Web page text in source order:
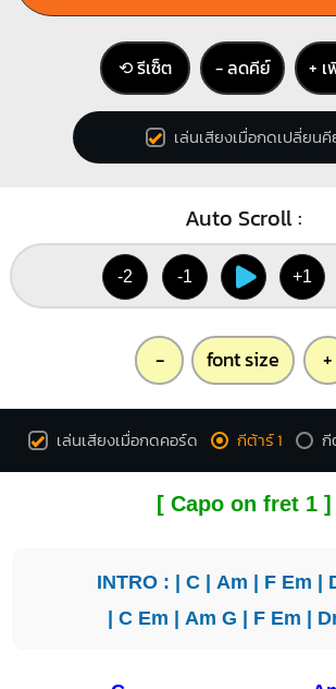
⟲ รีเซ็ต − ลดคีย์ +
เล่นเสียงเมื่อกดเปลี่ยน
Auto Scroll :
-2 -1 +1
- font size +
เล่นเสียงเมื่อกดคอร์ด กีต้าร์ 1 กี
[ Capo on fret 1 ]
INTRO : | C| Am | F Em |
| C Em | Am G | F Em |